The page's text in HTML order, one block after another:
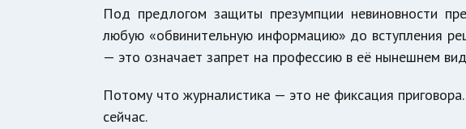
Под предлогом защиты презумпции невиновности
любую «обвинительную информацию» до вступления
— это означает запрет на профессию в её нынешнем
Потому что журналистика — это не фиксация
сейчас.